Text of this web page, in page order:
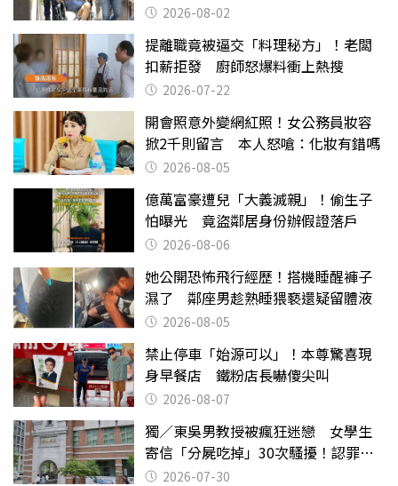
2026-08-02
提離職竟被逼交「料理秘方」！老闆
扣薪拒發 廚師怒爆料衝上熱搜
2026-07-22
開會照意外變網紅照！女公務員妝容
掀2千則留言 本人怒嗆：化妝有錯嗎
2026-08-05
億萬富豪遭兒「大義滅親」！偷生子
怕曝光 竟盜鄰居身份辦假證落戶
2026-08-06
她公開恐怖飛行經歷！搭機睡醒褲子
濕了 鄰座男趁熟睡猥褻還疑留體液
2026-08-05
禁止停車「始源可以」！本尊驚喜現
身早餐店 鐵粉店長嚇傻尖叫
2026-08-07
獨／東吳男教授被瘋狂迷戀 女學生
寄信「分屍吃掉」30次騷擾！認罪免
關 2026-07-30